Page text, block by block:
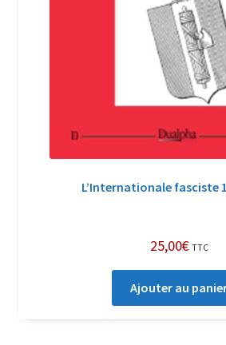
L’Internationale fasciste
25,00€ TTC
Ajouter au